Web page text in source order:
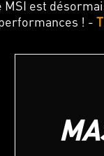
MSI est
! -